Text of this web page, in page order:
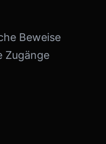
Beweise
Zugänge